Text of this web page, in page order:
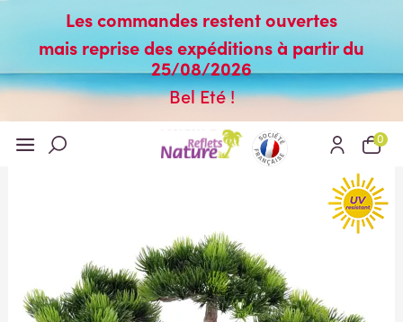
Les commandes restent ouvertes
mais reprise des expéditions à partir du
25/08/2026
Bel Eté !
0